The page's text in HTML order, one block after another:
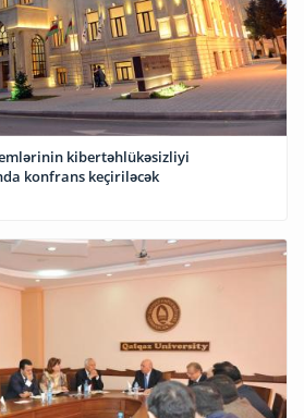
kibertəhlükəsizliyi
konfrans keçiriləcək